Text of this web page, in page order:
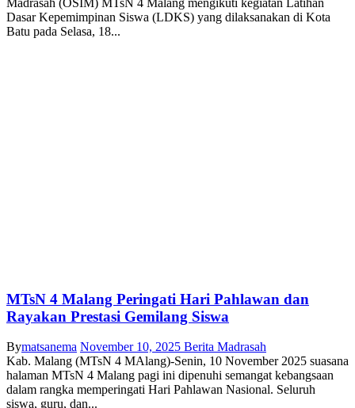
Madrasah (OSIM) MTsN 4 Malang mengikuti kegiatan Latihan
Dasar Kepemimpinan Siswa (LDKS) yang dilaksanakan di Kota
Batu pada Selasa, 18...
MTsN 4 Malang Peringati Hari Pahlawan dan
Rayakan Prestasi Gemilang Siswa
Bymatsanema November 10, 2025 Berita Madrasah
Kab. Malang (MTsN 4 MAlang)-Senin, 10 November 2025 suasana
halaman MTsN 4 Malang pagi ini dipenuhi semangat kebangsaan
dalam rangka memperingati Hari Pahlawan Nasional. Seluruh
siswa, guru, dan...